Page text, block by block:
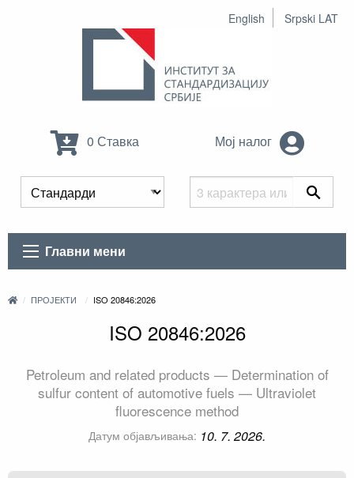
English Srpski LAT
0 Ставка Мој налог
Главни мени
ПРОЈЕКТИ ISO 20846:2026
ISO 20846:2026
Petroleum and related products — Determination of
sulfur content of automotive fuels — Ultraviolet
fluorescence method
Датум објављивања: 10. 7. 2026.